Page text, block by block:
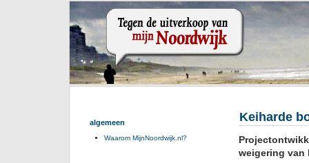
Keiharde
weigering van
algemeen
Waarom MijnNoordwijk.nl?